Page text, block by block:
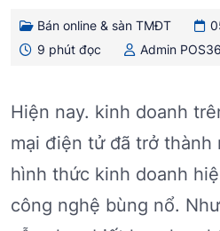
Bán online & sàn TMĐT
9 phút đọc
Admin
Hiện nay. kinh doanh
mại điện tử đã trở thành
hình thức kinh doanh
công nghệ bùng nổ.